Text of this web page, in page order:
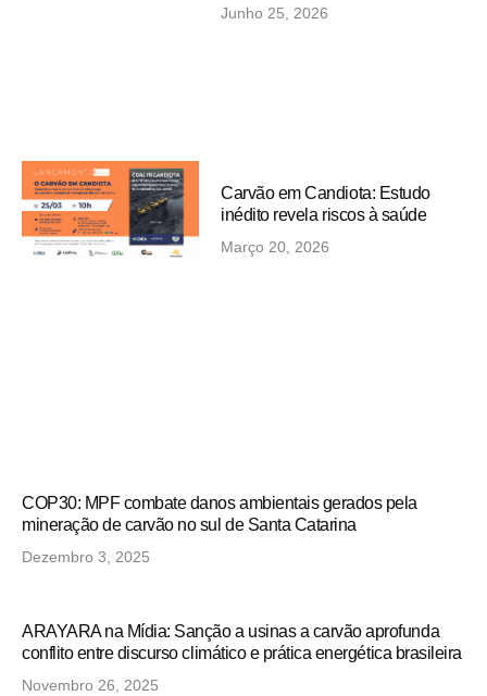
Junho 25, 2026
Carvão em Candiota: Estudo
inédito revela riscos à saúde
Março 20, 2026
COP30: MPF combate danos ambientais gerados pela
mineração de carvão no sul de Santa Catarina
Dezembro 3, 2025
ARAYARA na Mídia: Sanção a usinas a carvão aprofunda
conflito entre discurso climático e prática energética brasileira
Novembro 26, 2025